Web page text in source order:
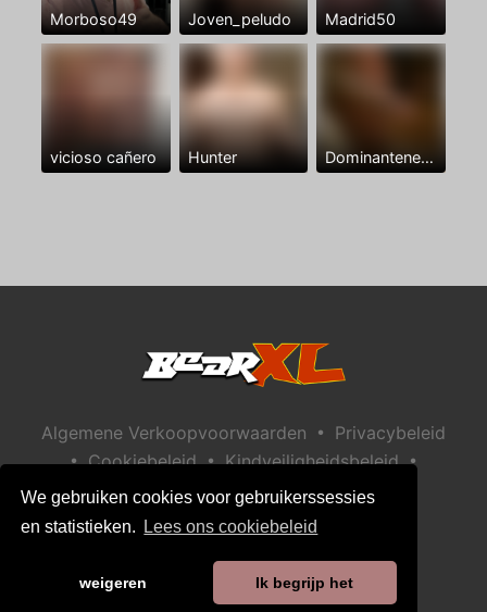
We gebruiken cookies voor gebruikerssessies
en statistieken.
Lees ons cookiebeleid
weigeren Ik begrijp het
Morboso49 Joven_peludo Madrid50
vicioso cañero Hunter Dominantenegro ya
Algemene Verkoopvoorwaarden • Privacybeleid
• Cookiebeleid • Kindveiligheidsbeleid •
Help / Contact